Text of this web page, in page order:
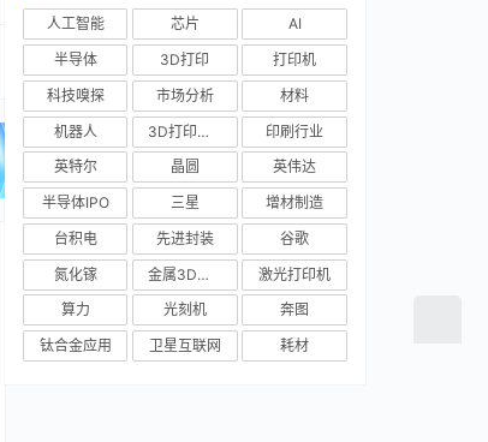
人工智能 芯片
AI
半导体
3D打印
打印机
科技嗅探
市场分析
材料
机器人
3D打印技术
印刷行业
英特尔
晶圆
英伟达
半导体IPO
三星
增材制造
台积电
先进封装
谷歌
氮化镓
金属3D打印
激光打印机
算力
光刻机
奔图
钛合金应用
卫星互联网 耗材